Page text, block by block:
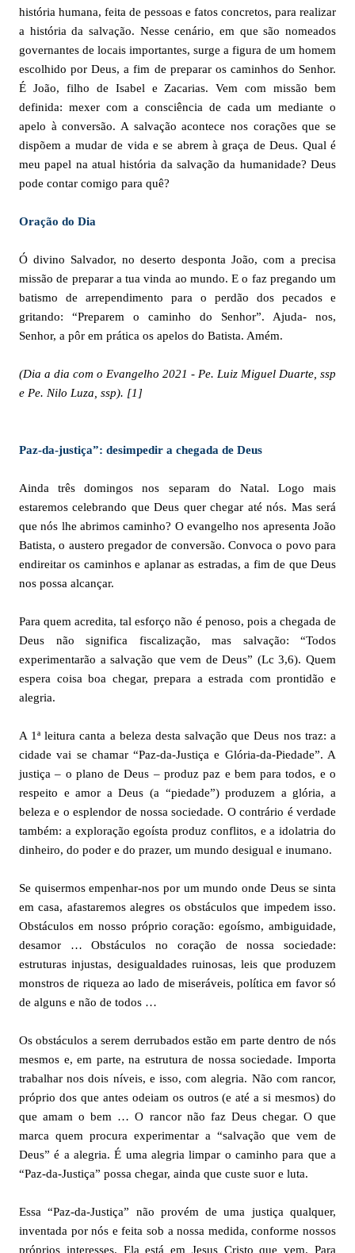
história humana, feita de pessoas e fatos concretos, para realizar
a história da salvação. Nesse cenário, em que são nomeados
governantes de locais importantes, surge a figura de um homem
escolhido por Deus, a fim de preparar os caminhos do Senhor.
É João, filho de Isabel e Zacarias. Vem com missão bem
definida: mexer com a consciência de cada um mediante o
apelo à conversão. A salvação acontece nos corações que se
dispõem a mudar de vida e se abrem à graça de Deus. Qual é
meu papel na atual história da salvação da humanidade? Deus
pode contar comigo para quê?
Oração do Dia
Ó divino Salvador, no deserto desponta João, com a precisa
missão de preparar a tua vinda ao mundo. E o faz pregando um
batismo de arrependimento para o perdão dos pecados e
gritando: “Preparem o caminho do Senhor”. Ajuda- nos,
Senhor, a pôr em prática os apelos do Batista. Amém.
(Dia a dia com o Evangelho 2021 - Pe. Luiz Miguel Duarte, ssp
e Pe. Nilo Luza, ssp). [1]
Paz-da-justiça”: desimpedir a chegada de Deus
Ainda três domingos nos separam do Natal. Logo mais
estaremos celebrando que Deus quer chegar até nós. Mas será
que nós lhe abrimos caminho? O evangelho nos apresenta João
Batista, o austero pregador de conversão. Convoca o povo para
endireitar os caminhos e aplanar as estradas, a fim de que Deus
nos possa alcançar.
Para quem acredita, tal esforço não é penoso, pois a chegada de
Deus não significa fiscalização, mas salvação: “Todos
experimentarão a salvação que vem de Deus” (Lc 3,6). Quem
espera coisa boa chegar, prepara a estrada com prontidão e
alegria.
A 1ª leitura canta a beleza desta salvação que Deus nos traz: a
cidade vai se chamar “Paz-da-Justiça e Glória-da-Piedade”. A
justiça – o plano de Deus – produz paz e bem para todos, e o
respeito e amor a Deus (a “piedade”) produzem a glória, a
beleza e o esplendor de nossa sociedade. O contrário é verdade
também: a exploração egoísta produz conflitos, e a idolatria do
dinheiro, do poder e do prazer, um mundo desigual e inumano.
Se quisermos empenhar-nos por um mundo onde Deus se sinta
em casa, afastaremos alegres os obstáculos que impedem isso.
Obstáculos em nosso próprio coração: egoísmo, ambiguidade,
desamor … Obstáculos no coração de nossa sociedade:
estruturas injustas, desigualdades ruinosas, leis que produzem
monstros de riqueza ao lado de miseráveis, política em favor só
de alguns e não de todos …
Os obstáculos a serem derrubados estão em parte dentro de nós
mesmos e, em parte, na estrutura de nossa sociedade. Importa
trabalhar nos dois níveis, e isso, com alegria. Não com rancor,
próprio dos que antes odeiam os outros (e até a si mesmos) do
que amam o bem … O rancor não faz Deus chegar. O que
marca quem procura experimentar a “salvação que vem de
Deus” é a alegria. É uma alegria limpar o caminho para que a
“Paz-da-Justiça” possa chegar, ainda que custe suor e luta.
Essa “Paz-da-Justiça” não provém de uma justiça qualquer,
inventada por nós e feita sob a nossa medida, conforme nossos
próprios interesses. Ela está em Jesus Cristo que vem. Para